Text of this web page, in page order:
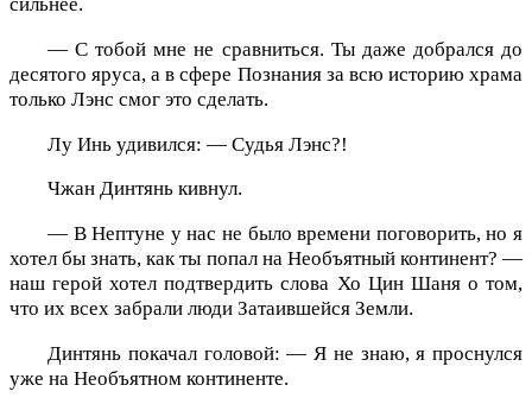
— С тобой мне не сравниться. Ты даже добрался до
десятого яруса, а в сфере Познания за всю историю храма
только Лэнс смог это сделать.
Лу Инь удивился: — Судья Лэнс?!
Чжан Динтянь кивнул.
— В Нептуне у нас не было времени поговорить, но я
хотел бы знать, как ты попал на Необъятный континент? —
наш герой хотел подтвердить слова Хо Цин Шаня о том,
что их всех забрали люди Затаившейся Земли.
Динтянь покачал головой: — Я не знаю, я проснулся
уже на Необъятном континенте.